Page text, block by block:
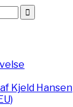
Kjeld Hansen